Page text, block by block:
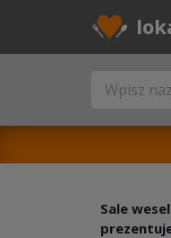
Sale